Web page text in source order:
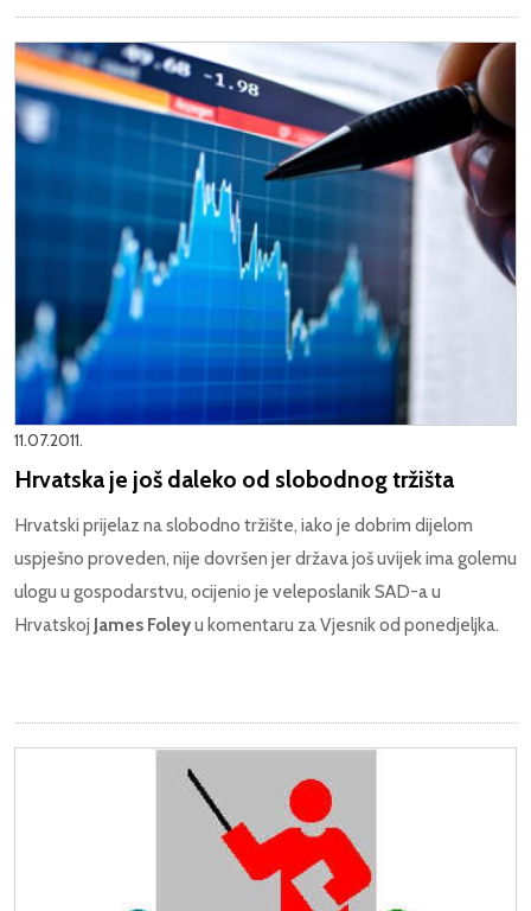
11.07.2011.
Hrvatska je još daleko od slobodnog tržišta
Hrvatski prijelaz na slobodno tržište, iako je dobrim dijelom
uspješno proveden, nije dovršen jer država još uvijek ima golemu
ulogu u gospodarstvu, ocijenio je veleposlanik SAD-a u
Hrvatskoj James Foleyu komentaru za Vjesnik od ponedjeljka.